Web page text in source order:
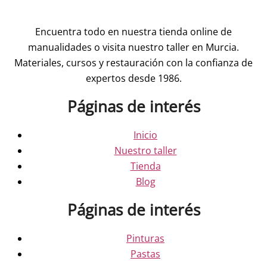
Encuentra todo en nuestra tienda online de
manualidades o visita nuestro taller en Murcia.
Materiales, cursos y restauración con la confianza de
expertos desde 1986.
Páginas de interés
Inicio
Nuestro taller
Tienda
Blog
Páginas de interés
Pinturas
Pastas